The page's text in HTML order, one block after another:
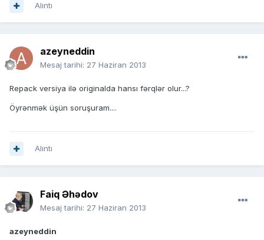
Alıntı
azeyneddin
Mesaj tarihi: 27 Haziran 2013
Repack versiya ilə originalda hansı fərqlər olur...?
Öyrənmək üşün soruşuram....
Alıntı
Faiq Əhədov
Mesaj tarihi: 27 Haziran 2013
azeyneddin